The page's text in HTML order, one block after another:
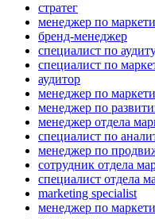
стратег
менеджер по
бренд-менеджер
специалист по
специалист по
аудитор
менеджер по
менеджер по
менеджер отдела
специалист по
менеджер по
сотрудник отдела
специалист отдела
marketing specialist
менеджер по